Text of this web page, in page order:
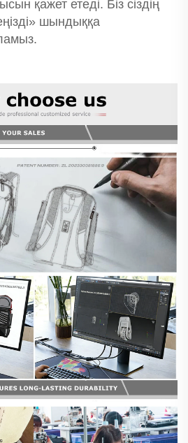
қажет етеді. Біз сіздің
шындыққа